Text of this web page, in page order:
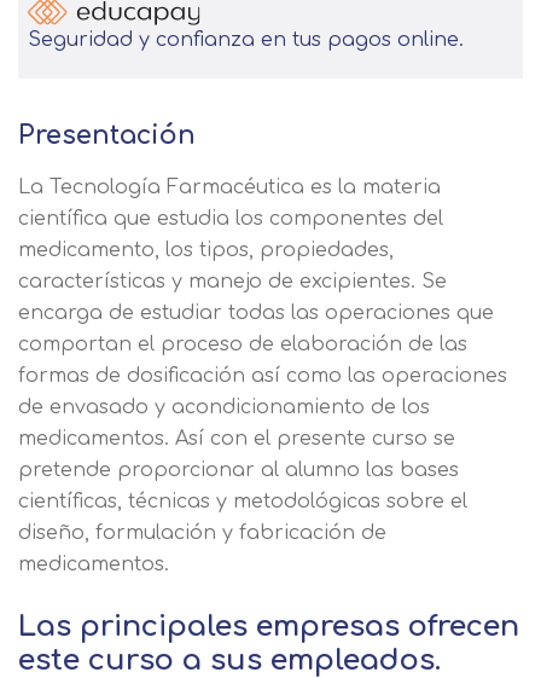
Seguridad y confianza en tus pagos online.
Presentación
La Tecnología Farmacéutica es la materia
científica que estudia los componentes del
medicamento, los tipos, propiedades,
características y manejo de excipientes. Se
encarga de estudiar todas las operaciones que
comportan el proceso de elaboración de las
formas de dosificación así como las operaciones
de envasado y acondicionamiento de los
medicamentos. Así con el presente curso se
pretende proporcionar al alumno las bases
científicas, técnicas y metodológicas sobre el
diseño, formulación y fabricación de
medicamentos.
Las principales empresas ofrecen
este curso a sus empleados.